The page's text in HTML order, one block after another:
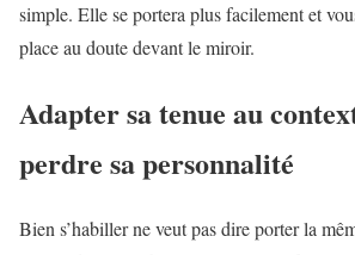
simple. Elle se portera plus facilement et
place au doute devant le miroir.
Adapter sa tenue au
perdre sa personnalité
Bien s’habiller ne veut pas dire porter la